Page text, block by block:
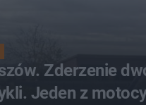
Zderzenie
Jeden z